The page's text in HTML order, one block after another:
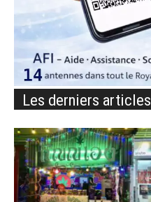
Les derniers articles